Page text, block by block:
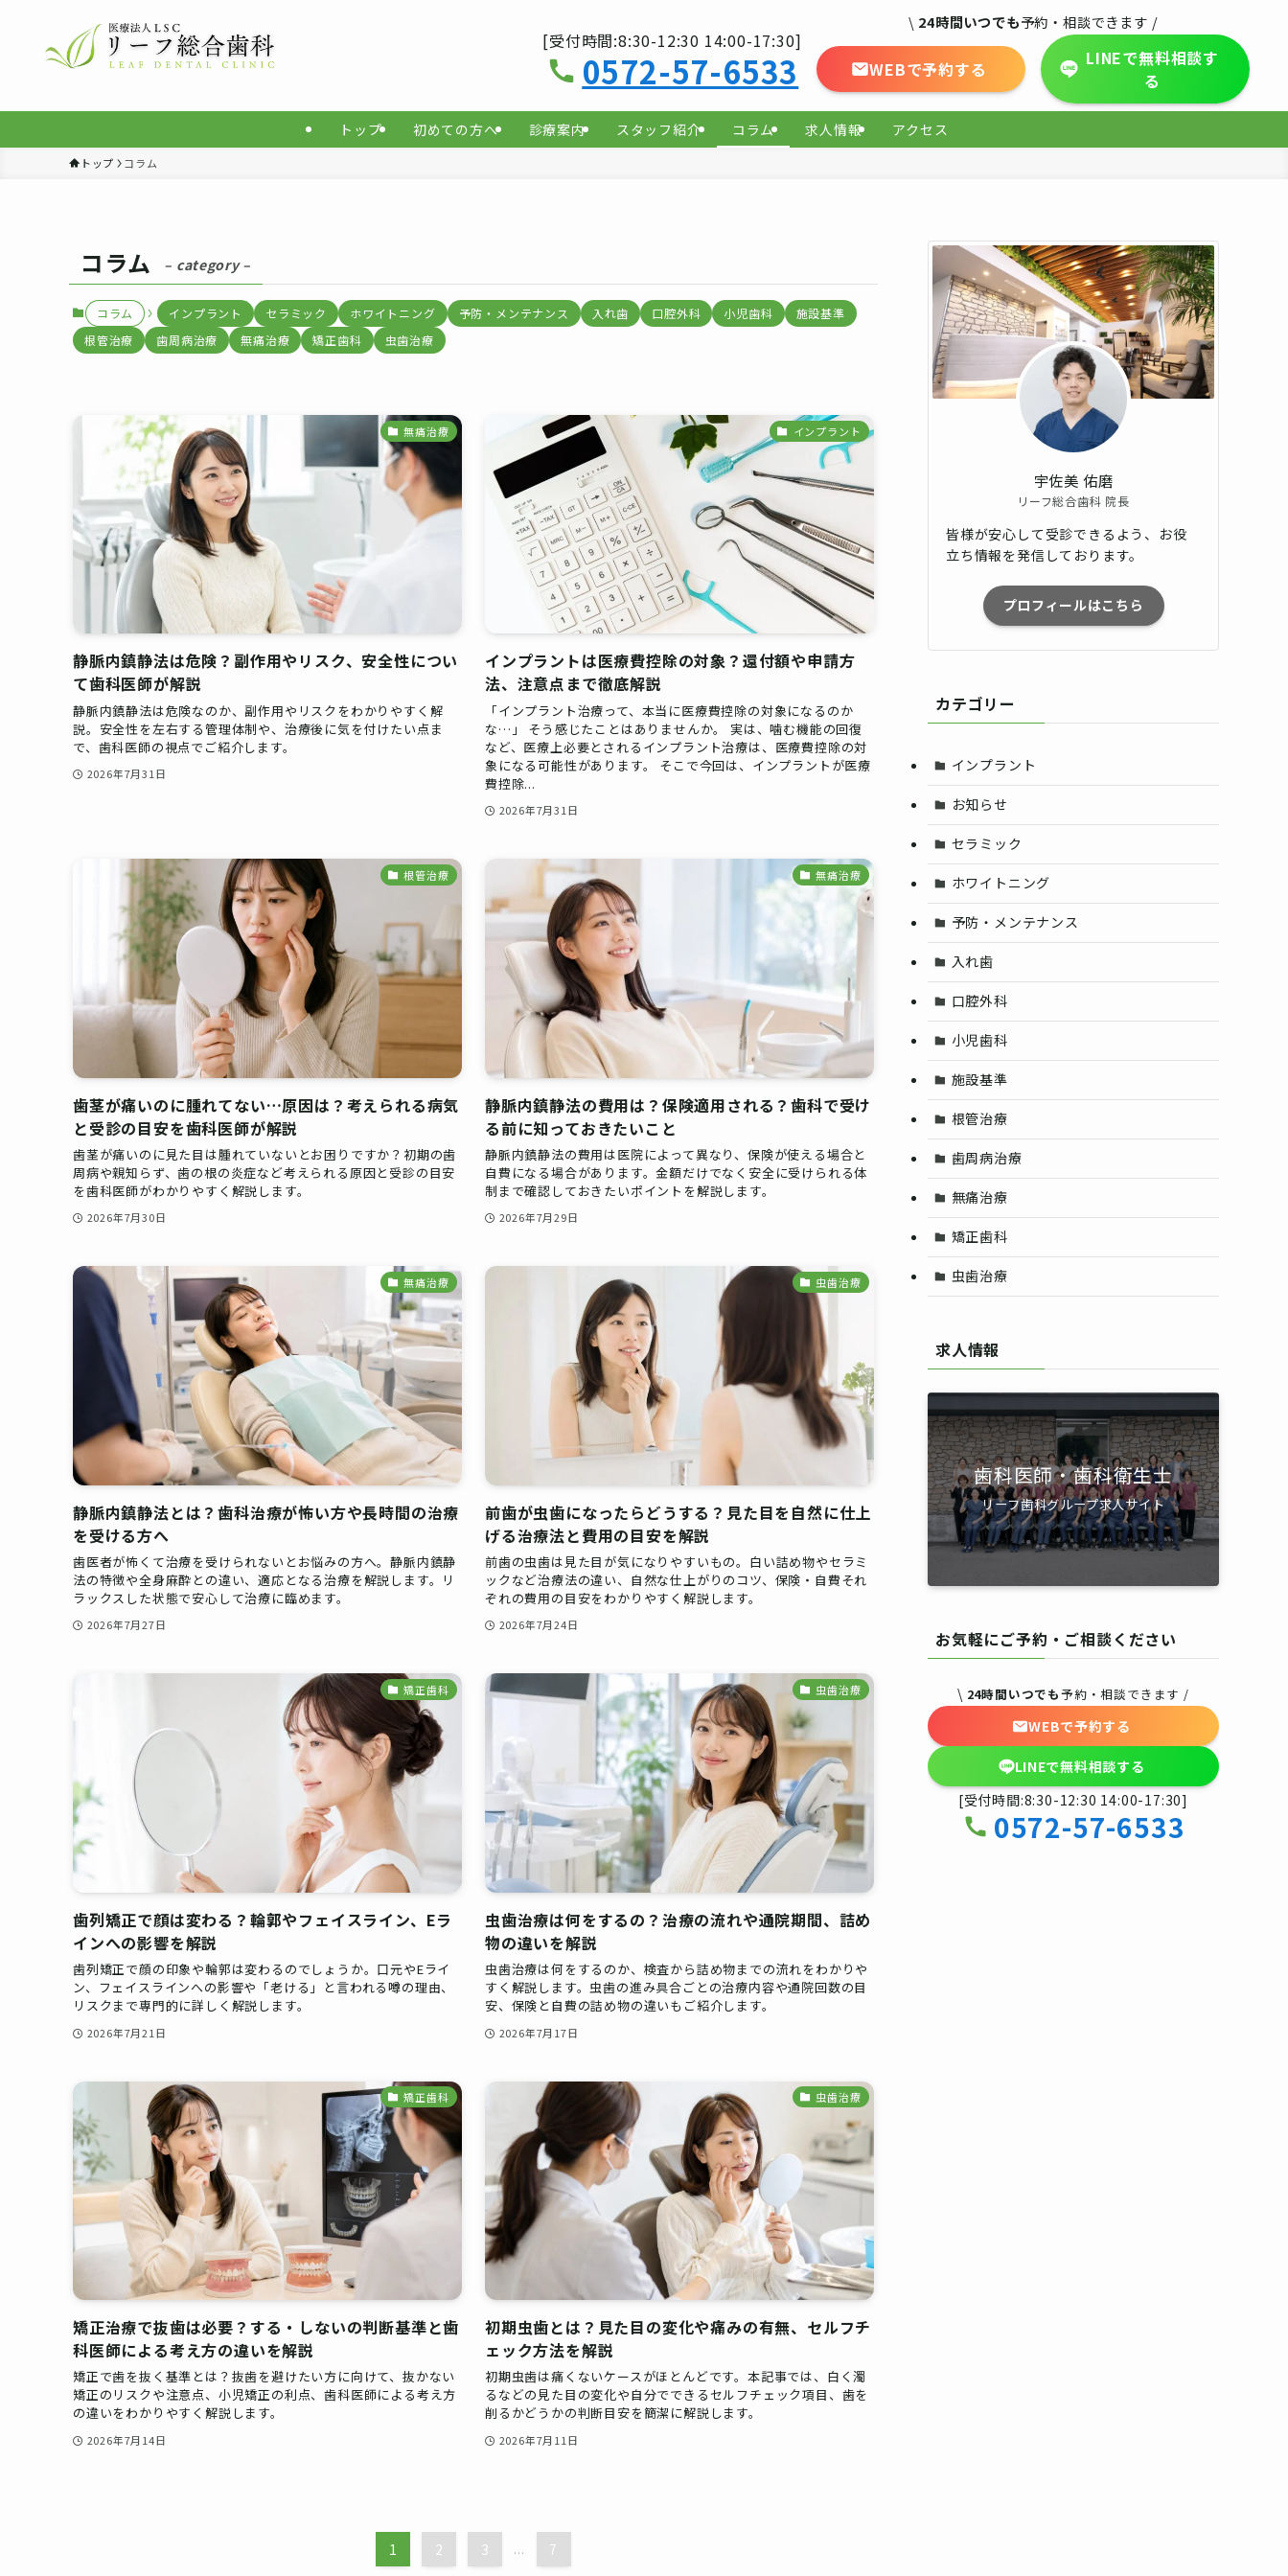
トップ 初めての方へ 診療案内 スタッフ紹介 コラム 求人情報 アクセス
[受付時間:8:30-12:30 14:00-17:30]
0572-57-6533
\ 24時間いつでも予約・相談できます /
WEBで予約する
LINEで無料相談す
る
トップ コラム
コラム – category –
コラム インプラント セラミック ホワイトニング 予防・メンテナンス 入れ歯 口腔外科 小児歯科
施設基準
根管治療
歯周病治療 無痛治療 矯正歯科 虫歯治療
無痛治療
静脈内鎮静法は危険？副作用やリスク、安全性につい
て歯科医師が解説
静脈内鎮静法は危険なのか、副作用やリスクをわかりやすく解
説。安全性を左右する管理体制や、治療後に気を付けたい点ま
で、歯科医師の視点でご紹介します。
2026年7月31日
インプラント
インプラントは医療費控除の対象？還付額や申請方
法、注意点まで徹底解説
「インプラント治療って、本当に医療費控除の対象になるのか
な…」 そう感じたことはありませんか。 実は、噛む機能の回復
など、医療上必要とされるインプラント治療は、医療費控除の対
象になる可能性があります。 そこで今回は、インプラントが医療
費控除...
2026年7月31日
根管治療
歯茎が痛いのに腫れてない…原因は？考えられる病気
と受診の目安を歯科医師が解説
歯茎が痛いのに見た目は腫れていないとお困りですか？初期の歯
周病や親知らず、歯の根の炎症など考えられる原因と受診の目安
を歯科医師がわかりやすく解説します。
2026年7月30日
無痛治療
静脈内鎮静法の費用は？保険適用される？歯科で受け
る前に知っておきたいこと
静脈内鎮静法の費用は医院によって異なり、保険が使える場合と
自費になる場合があります。金額だけでなく安全に受けられる体
制まで確認しておきたいポイントを解説します。
2026年7月29日
無痛治療
静脈内鎮静法とは？歯科治療が怖い方や長時間の治療
を受ける方へ
歯医者が怖くて治療を受けられないとお悩みの方へ。静脈内鎮静
法の特徴や全身麻酔との違い、適応となる治療を解説します。リ
ラックスした状態で安心して治療に臨めます。
2026年7月27日
虫歯治療
前歯が虫歯になったらどうする？見た目を自然に仕上
げる治療法と費用の目安を解説
前歯の虫歯は見た目が気になりやすいもの。白い詰め物やセラミ
ックなど治療法の違い、自然な仕上がりのコツ、保険・自費それ
ぞれの費用の目安をわかりやすく解説します。
2026年7月24日
矯正歯科
歯列矯正で顔は変わる？輪郭やフェイスライン、Eラ
インへの影響を解説
歯列矯正で顔の印象や輪郭は変わるのでしょうか。口元やEライ
ン、フェイスラインへの影響や「老ける」と言われる噂の理由、
リスクまで専門的に詳しく解説します。
2026年7月21日
虫歯治療
虫歯治療は何をするの？治療の流れや通院期間、詰め
物の違いを解説
虫歯治療は何をするのか、検査から詰め物までの流れをわかりや
すく解説します。虫歯の進み具合ごとの治療内容や通院回数の目
安、保険と自費の詰め物の違いもご紹介します。
2026年7月17日
矯正歯科
矯正治療で抜歯は必要？する・しないの判断基準と歯
科医師による考え方の違いを解説
矯正で歯を抜く基準とは？抜歯を避けたい方に向けて、抜かない
矯正のリスクや注意点、小児矯正の利点、歯科医師による考え方
の違いをわかりやすく解説します。
2026年7月14日
虫歯治療
初期虫歯とは？見た目の変化や痛みの有無、セルフチ
ェック方法を解説
初期虫歯は痛くないケースがほとんどです。本記事では、白く濁
るなどの見た目の変化や自分でできるセルフチェック項目、歯を
削るかどうかの判断目安を簡潔に解説します。
2026年7月11日
1 2 3 ... 7
宇佐美 佑磨
リーフ総合歯科 院長
皆様が安心して受診できるよう、お役
立ち情報を発信しております。
プロフィールはこちら
カテゴリー
インプラント
お知らせ
セラミック
ホワイトニング
予防・メンテナンス
入れ歯
口腔外科
小児歯科
施設基準
根管治療
歯周病治療
無痛治療
矯正歯科
虫歯治療
求人情報
歯科医師・歯科衛生士
リーフ歯科グループ求人サイト
お気軽にご予約・ご相談ください
\ 24時間いつでも予約・相談できます /
WEBで予約する
LINEで無料相談する
[受付時間:8:30-12:30 14:00-17:30]
0572-57-6533